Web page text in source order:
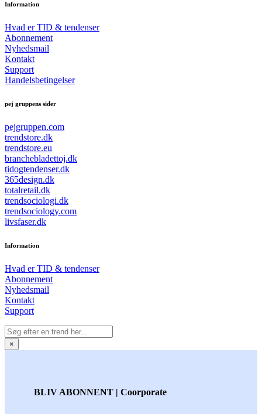
Information
Hvad er TID & tendenser
Abonnement
Nyhedsmail
Kontakt
Support
Handelsbetingelser
pej gruppens sider
pejgruppen.com
trendstore.dk
trendstore.eu
branchebladettoj.dk
tidogtendenser.dk
365design.dk
totalretail.dk
trendsociologi.dk
trendsociology.com
livsfaser.dk
Information
Hvad er TID & tendenser
Abonnement
Nyhedsmail
Kontakt
Support
×
BLIV ABONNENT | Coorporate